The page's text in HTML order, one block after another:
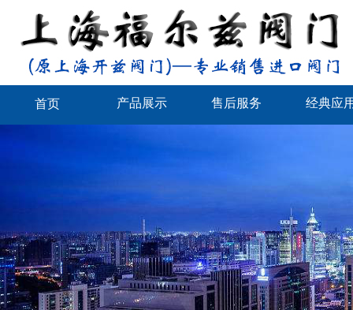
首页 产品展示 售后服务 经典应